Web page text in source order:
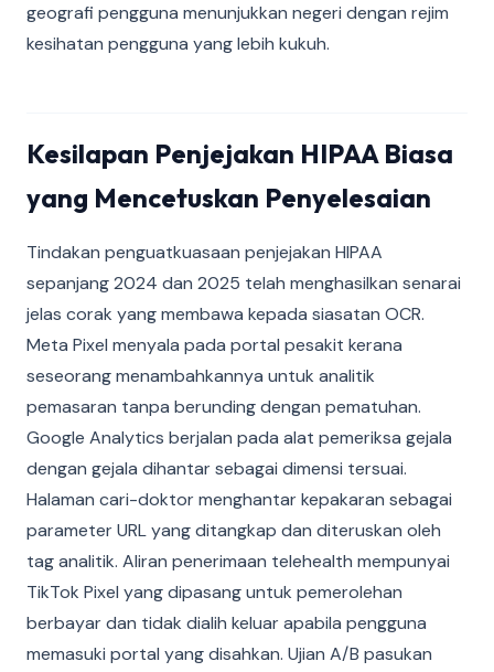
geografi pengguna menunjukkan negeri dengan rejim
kesihatan pengguna yang lebih kukuh.
Kesilapan Penjejakan HIPAA Biasa
yang Mencetuskan Penyelesaian
Tindakan penguatkuasaan penjejakan HIPAA
sepanjang 2024 dan 2025 telah menghasilkan senarai
jelas corak yang membawa kepada siasatan OCR.
Meta Pixel menyala pada portal pesakit kerana
seseorang menambahkannya untuk analitik
pemasaran tanpa berunding dengan pematuhan.
Google Analytics berjalan pada alat pemeriksa gejala
dengan gejala dihantar sebagai dimensi tersuai.
Halaman cari-doktor menghantar kepakaran sebagai
parameter URL yang ditangkap dan diteruskan oleh
tag analitik. Aliran penerimaan telehealth mempunyai
TikTok Pixel yang dipasang untuk pemerolehan
berbayar dan tidak dialih keluar apabila pengguna
memasuki portal yang disahkan. Ujian A/B pasukan